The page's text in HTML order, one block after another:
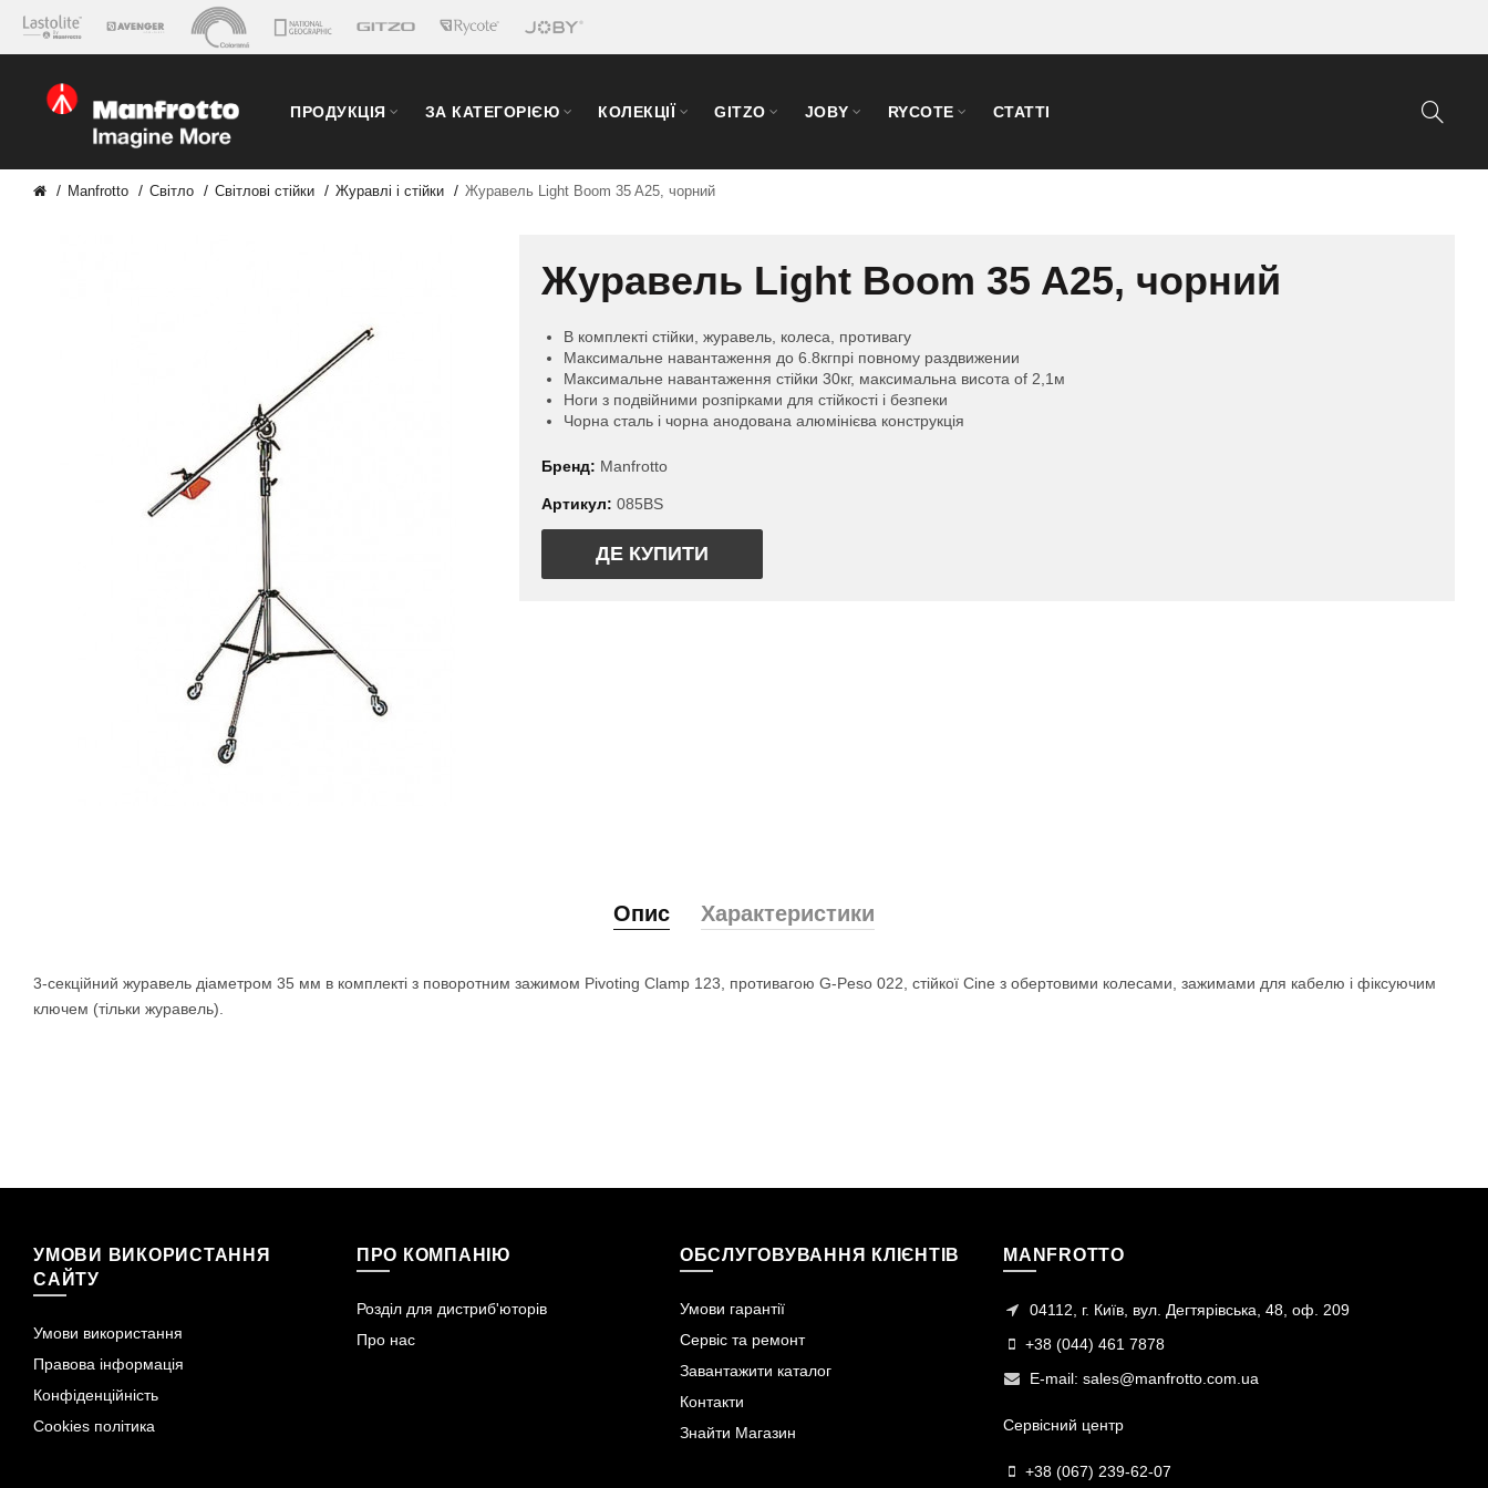
ПРОДУКЦІЯ ЗА КАТЕГОРІЄЮ КОЛЕКЦІЇ GITZO JOBY RYCOTE СТАТТІ
Manfrotto Світло Світлові стійки Журавлі і стійки Журавель Light Boom 35 A25, чорний
Журавель Light Boom 35 A25, чорний
В комплекті стійки, журавель, колеса, противагу
Максимальне навантаження до 6.8кгпрі повному раздвижении
Максимальне навантаження стійки 30кг, максимальна висота of 2,1м
Ноги з подвійними розпірками для стійкості і безпеки
Чорна сталь і чорна анодована алюмінієва конструкція
Бренд: Manfrotto
Артикул: 085BS
ДЕ КУПИТИ
Опис Характеристики
3-секційний журавель діаметром 35 мм в комплекті з поворотним зажимом Pivoting Clamp 123, противагою G-Peso 022, стійкої Cine з обертовими колесами, зажимами для кабелю і фіксуючим
ключем (тільки журавель).
УМОВИ ВИКОРИСТАННЯ
САЙТУ
Умови використання
Правова інформація
Конфіденційність
Cookies політика
ПРО КОМПАНІЮ
Розділ для дистриб'юторів
Про нас
ОБСЛУГОВУВАННЯ КЛІЄНТІВ
Умови гарантії
Сервіс та ремонт
Завантажити каталог
Контакти
Знайти Магазин
MANFROTTO
04112, г. Київ, вул. Дегтярівська, 48, оф. 209
+38 (044) 461 7878
E-mail: sales@manfrotto.com.ua
Сервісний центр
+38 (067) 239-62-07